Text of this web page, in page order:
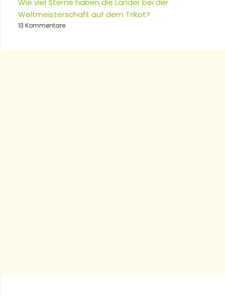
Wie viel Sterne haben die Länder bei der
Weltmeisterschaft auf dem Trikot?
13 Kommentare